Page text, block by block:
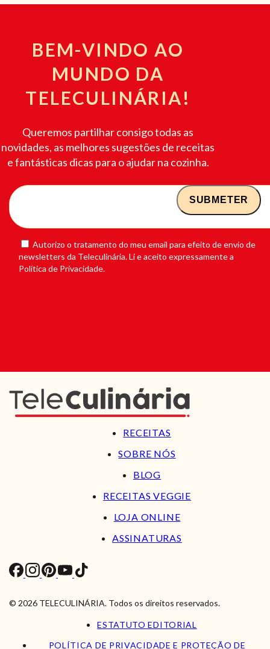
BEM-VINDO AO
MUNDO DA
TELECULINÁRIA!
Queremos partilhar consigo todas as
novidades, as melhores sugestões de receitas
e fantásticas dicas para o ajudar na cozinha.
Autorizo o tratamento do meu email para efeito de envio de
newsletters da Teleculinária. Li e aceito expressamente a
Política de Privacidade.
RECEITAS
SOBRE NÓS
BLOG
RECEITAS VEGGIE
LOJA ONLINE
ASSINATURAS
© 2026 TELECULINÁRIA. Todos os direitos reservados.
ESTATUTO EDITORIAL
POLÍTICA DE PRIVACIDADE E PROTEÇÃO DE